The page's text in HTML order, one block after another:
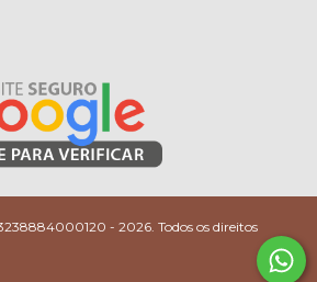
- 2026. Todos os direitos